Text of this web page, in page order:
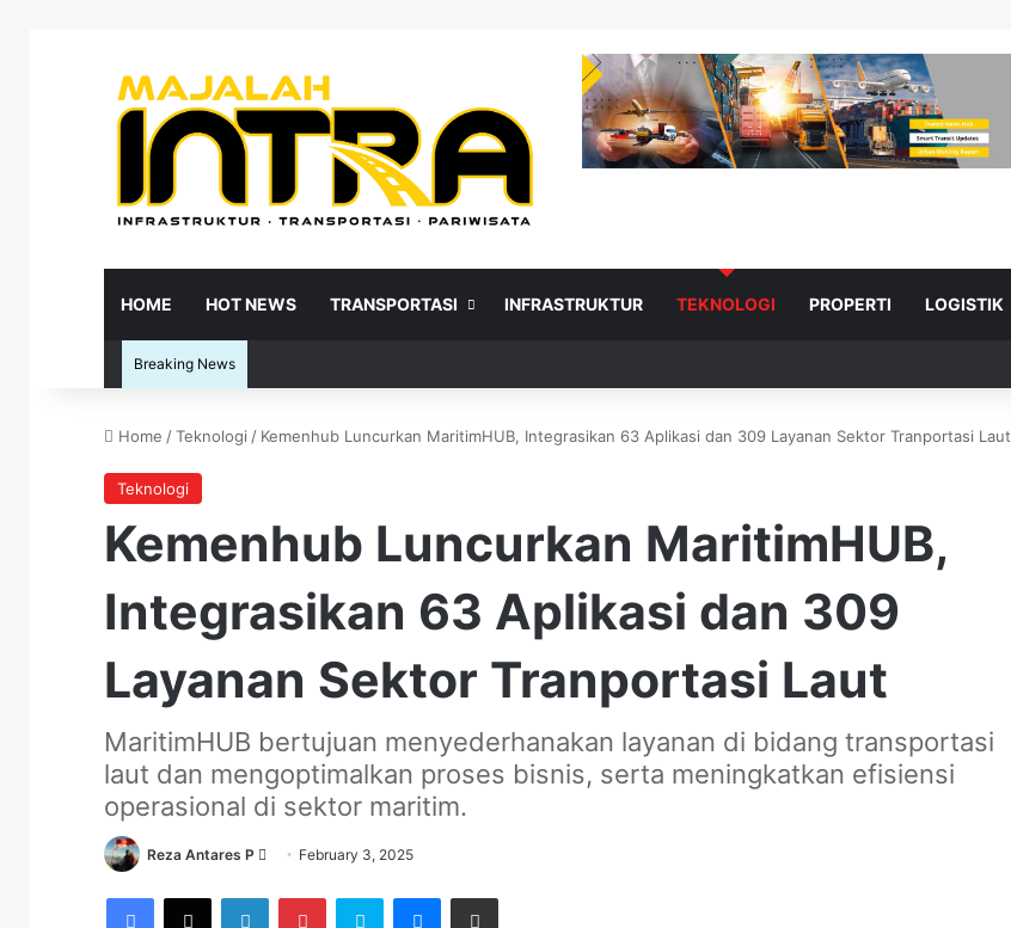
HOME HOT NEWS TRANSPORTASI INFRASTRUKTUR TEKNOLOGI PROPERTI LOGISTIK
Breaking News
Home /Teknologi / Kemenhub Luncurkan MaritimHUB, Integrasikan 63 Aplikasi dan 309 Layanan Sektor Tranportasi Laut
Teknologi
Kemenhub Luncurkan MaritimHUB,
Integrasikan 63 Aplikasi dan 309
Layanan Sektor Tranportasi Laut
MaritimHUB bertujuan menyederhanakan layanan di bidang transportasi
laut dan mengoptimalkan proses bisnis, serta meningkatkan efisiensi
operasional di sektor maritim.
Reza Antares P
Send
email
February 3, 2025
Facebook
X LinkedInPinterestSkype Messenger
Share via Email